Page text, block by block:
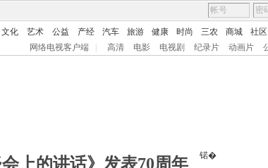
文化 艺术 公益 产经 汽车 旅游 健康 时尚 三农 商城 社区
网络电视客户端 高清 电影 电视剧 纪录片 动画片
上的讲话》发表70周年
锘�